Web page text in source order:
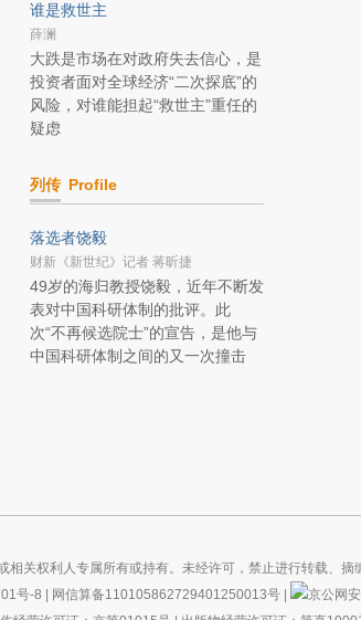
谁是救世主
薛澜
大跌是市场在对政府失去信心，是
投资者面对全球经济“二次探底”的
风险，对谁能担起“救世主”重任的
疑虑
列传 Profile
落选者饶毅
财新《新世纪》记者 蒋昕捷
49岁的海归教授饶毅，近年不断发
表对中国科研体制的批评。此
次“不再候选院士”的宣告，是他与
中国科研体制之间的又一次撞击
关权利人专属所有或持有。未经许可，禁止进行转载、摘
号-8 网信算备110105862729401250013号
京公网